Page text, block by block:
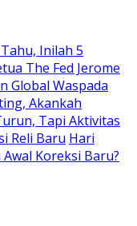
Inilah 5
The Fed Jerome
Global Waspada
Akankah
Tapi Aktivitas
Reli Baru Hari
Koreksi Baru?